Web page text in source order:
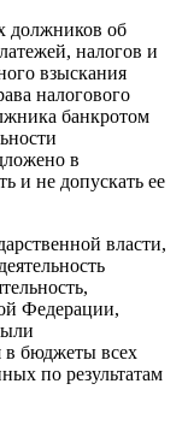
должников об
налогов и
взыскания
налогового
банкротом
в
и не допускать ее
власти,
Федерации,
в бюджеты всех
по результатам